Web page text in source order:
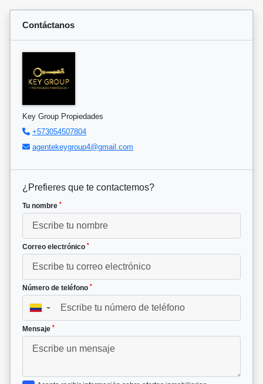
Contáctanos
Key Group Propiedades
+573054507804
agentekeygroup4@gmail.com
¿Prefieres que te contactemos?
Tu nombre *
Correo electrónico *
Número de teléfono *
▼
Mensaje *